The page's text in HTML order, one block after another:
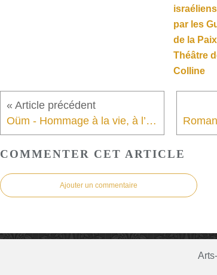
par les
de la
Théâtre
Colline
Oüm - Hommage à la vie, à l’amour, au partage de l’instant et à la diversité culturelle.
COMMENTER CET ARTICLE
Ajouter un commentaire